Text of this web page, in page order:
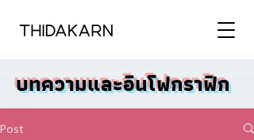
บทความและอินโฟกราฟิก
Post